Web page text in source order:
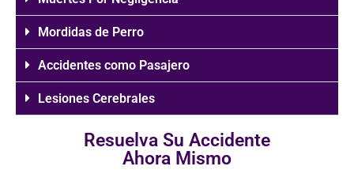
Mordidas de Perro
Accidentes como Pasajero
Lesiones Cerebrales
Resuelva Su Accidente
Ahora Mismo